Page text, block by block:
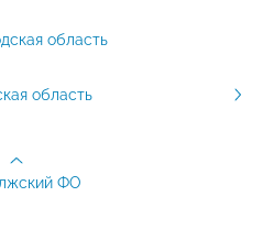
область
область
ФО